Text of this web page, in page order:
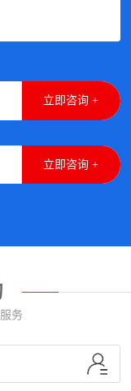
立即咨询 +
立即咨询 +
务